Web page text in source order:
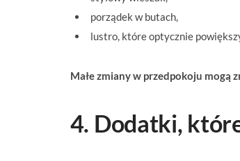
porządek w butach,
lustro, które optycznie
Małe zmiany w przedpokoju mogą
4. Dodatki,